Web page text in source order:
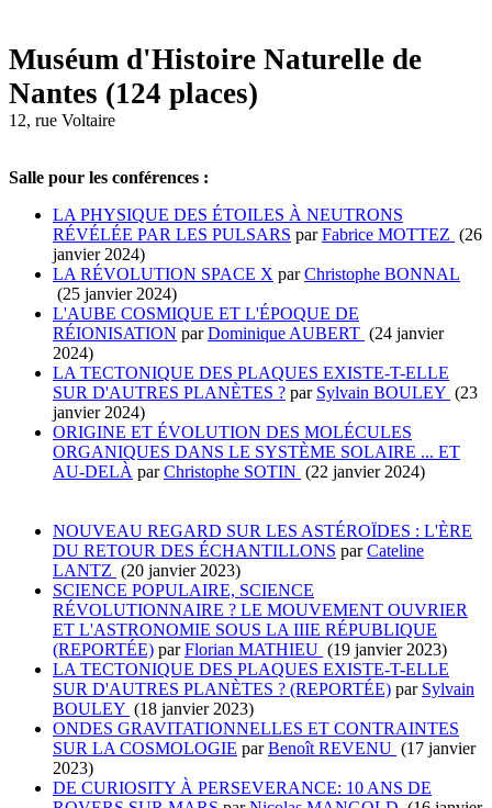
Muséum d'Histoire Naturelle de
Nantes (124 places)
12, rue Voltaire
Muséum, entrée rue Voltaire
+
−
Salle pour les conférences :
LA PHYSIQUE DES ÉTOILES À NEUTRONS
RÉVÉLÉE PAR LES PULSARS parFabrice MOTTEZ (26
janvier 2024)
LA RÉVOLUTION SPACE X parChristophe BONNAL
(25 janvier 2024)
L'AUBE COSMIQUE ET L'ÉPOQUE DE
RÉIONISATION parDominique AUBERT (24 janvier
2024)
LA TECTONIQUE DES PLAQUES EXISTE-T-ELLE
SUR D'AUTRES PLANÈTES ? par Sylvain BOULEY (23
janvier 2024)
ORIGINE ET ÉVOLUTION DES MOLÉCULES
ORGANIQUES DANS LE SYSTÈME SOLAIRE ... ET
AU-DELÀ parChristophe SOTIN (22 janvier 2024)
NOUVEAU REGARD SUR LES ASTÉROÏDES : L'ÈRE
DU RETOUR DES ÉCHANTILLONS parCateline
LANTZ (20 janvier 2023)
SCIENCE POPULAIRE, SCIENCE
RÉVOLUTIONNAIRE ? LE MOUVEMENT OUVRIER
ET L'ASTRONOMIE SOUS LA IIIE RÉPUBLIQUE
(REPORTÉE) parFlorian MATHIEU (19 janvier 2023)
LA TECTONIQUE DES PLAQUES EXISTE-T-ELLE
SUR D'AUTRES PLANÈTES ? (REPORTÉE) par Sylvain
BOULEY (18 janvier 2023)
ONDES GRAVITATIONNELLES ET CONTRAINTES
SUR LA COSMOLOGIE parBenoît REVENU (17 janvier
2023)
DE CURIOSITY À PERSEVERANCE: 10 ANS DE